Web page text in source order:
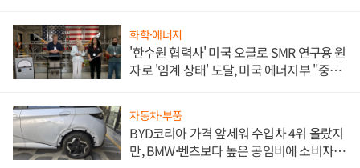
화학·에너지
'한수원 협력사' 미국 오클로 SMR 연구용 원
자로 '임계 상태' 도달, 미국 에너지부 "중요
자동차·부품
BYD코리아 가격 앞세워 수입차 4위 올랐지
만, BMW·벤츠보다 높은 공임비에 소비자